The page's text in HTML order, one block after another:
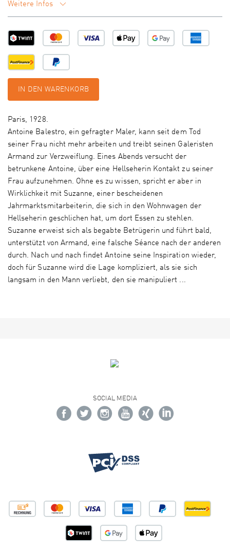
Weitere Infos
IN DEN WARENKORB
Paris, 1928.
Antoine Balestro, ein gefragter Maler, kann seit dem Tod
seiner Frau nicht mehr arbeiten und treibt seinen Galeristen
Armand zur Verzweiflung. Eines Abends versucht der
betrunkene Antoine, über eine Hellseherin Kontakt zu seiner
Frau aufzunehmen. Ohne es zu wissen, spricht er aber in
Wirklichkeit mit Suzanne, einer bescheidenen
Jahrmarktsmitarbeiterin, die sich in den Wohnwagen der
Hellseherin geschlichen hat, um dort Essen zu stehlen.
Suzanne erweist sich als begabte Betrügerin und führt bald,
unterstützt von Armand, eine falsche Séance nach der anderen
durch. Nach und nach findet Antoine seine Inspiration wieder,
doch für Suzanne wird die Lage kompliziert, als sie sich
langsam in den Mann verliebt, den sie manipuliert ...
SOCIAL MEDIA